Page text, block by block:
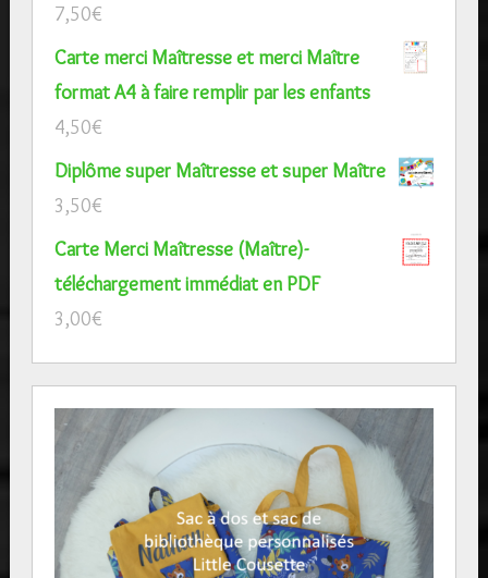
7,50€
Carte merci Maîtresse et merci Maître
format A4 à faire remplir par les enfants
4,50€
Diplôme super Maîtresse et super Maître
3,50€
Carte Merci Maîtresse (Maître)-
téléchargement immédiat en PDF
3,00€